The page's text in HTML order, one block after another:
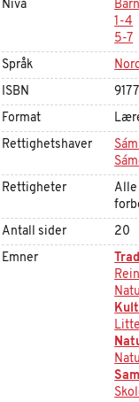
Nivå
1-4
5-7
Språk
ISBN
Format
Rettighetshaver
Rettigheter
Antall sider
20
Emner